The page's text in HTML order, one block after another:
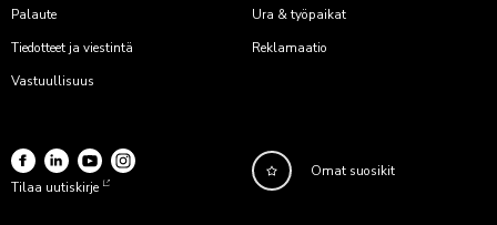
Palaute
Ura & työpaikat
Tiedotteet ja viestintä
Reklamaatio
Vastuullisuus
Tilaa uutiskirje
Omat suosikit